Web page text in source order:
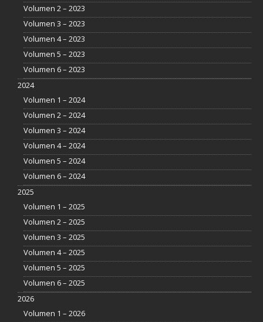
Volumen 2 – 2023
Volumen 3 – 2023
Volumen 4 – 2023
Volumen 5 – 2023
Volumen 6 – 2023
2024
Volumen 1 – 2024
Volumen 2 – 2024
Volumen 3 – 2024
Volumen 4 – 2024
Volumen 5 – 2024
Volumen 6 – 2024
2025
Volumen 1 – 2025
Volumen 2 – 2025
Volumen 3 – 2025
Volumen 4 – 2025
Volumen 5 – 2025
Volumen 6 – 2025
2026
Volumen 1 – 2026